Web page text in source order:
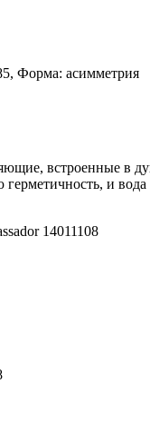
Форма: асимметрия
встроенные
и
14011108